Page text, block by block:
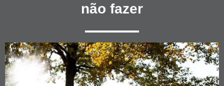
não fazer